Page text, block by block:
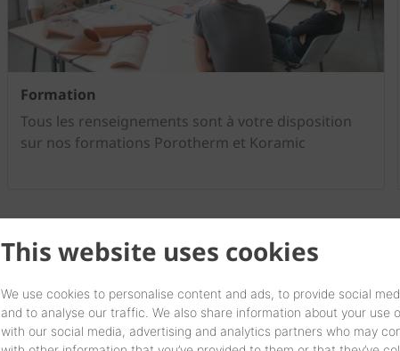
This website uses cookies
We use cookies to personalise content and ads, to provide social
and to analyse our traffic. We also share information about your use
with our social media, advertising and analytics partners who may
Formation
Tous les renseignements sont à votre disposition
sur nos formations Porotherm et Koramic
Accéder à